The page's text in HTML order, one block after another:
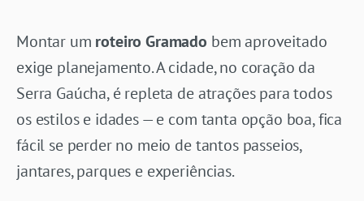
Montar um roteiro Gramado bem aproveitado
exige planejamento. A cidade, no coração da
Serra Gaúcha, é repleta de atrações para todos
os estilos e idades — e com tanta opção boa, fica
fácil se perder no meio de tantos passeios,
jantares, parques e experiências.